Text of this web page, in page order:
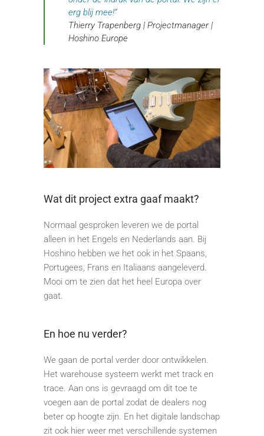
erg blij mee!”
Thierry Trapenberg | Projectmanager |
Hoshino Europe
Wat dit project extra gaaf maakt?
Normaal gesproken leveren we de portal
alleen in het Engels en Nederlands aan. Bij
Hoshino hebben we het ook in het Spaans,
Portugees, Frans en Italiaans aangeleverd.
Mooi om te zien dat het heel Europa over
gaat.
En hoe nu verder?
We gaan de portal verder door ontwikkelen.
Het warehouse systeem werkt met track en
trace. Aan ons is gevraagd om dit toe te
voegen aan de portal zodat de dealers nog
beter op hoogte zijn. En het digitale landschap
zit ook hier weer met verschillende systemen